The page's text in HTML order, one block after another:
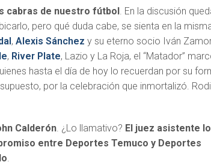
cabras de nuestro fútbol. En la discusión
pero qué duda cabe, se sienta en la
,Alexis Sánchez y su eterno socio Iván
, River Plate, Lazio y La Roja, el “Matador”
hasta el día de hoy lo recuerdan por su
por la celebración que inmortalizó.
Calderón. ¿Lo llamativo? El juez asistente
entre Deportes Temuco y Deportes
.